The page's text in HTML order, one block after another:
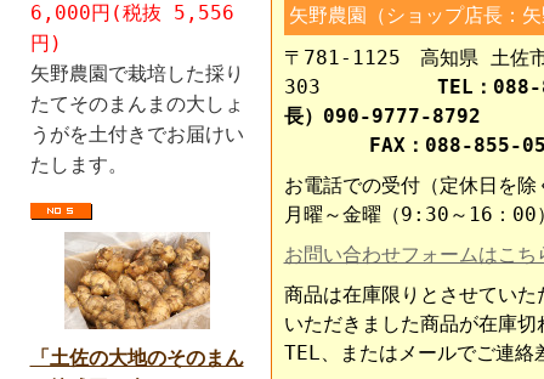
6,000円(税抜 5,556
円)
矢野農園で栽培した採り
たてそのまんまの大しょ
うがを土付きでお届けい
たします。
「土佐の大地のそのまん
矢野農園（ショップ店長：
〒781-1125 高知県 土佐
303 TEL：
長）090-9777-8792
FAX：088-855-
お電話での受付（定休日を除
月曜～金曜（9:30～16：00
お問い合わせフォームはこち
商品は在庫限りとさせていた
いただきました商品が在庫切
TEL、またはメールでご連絡